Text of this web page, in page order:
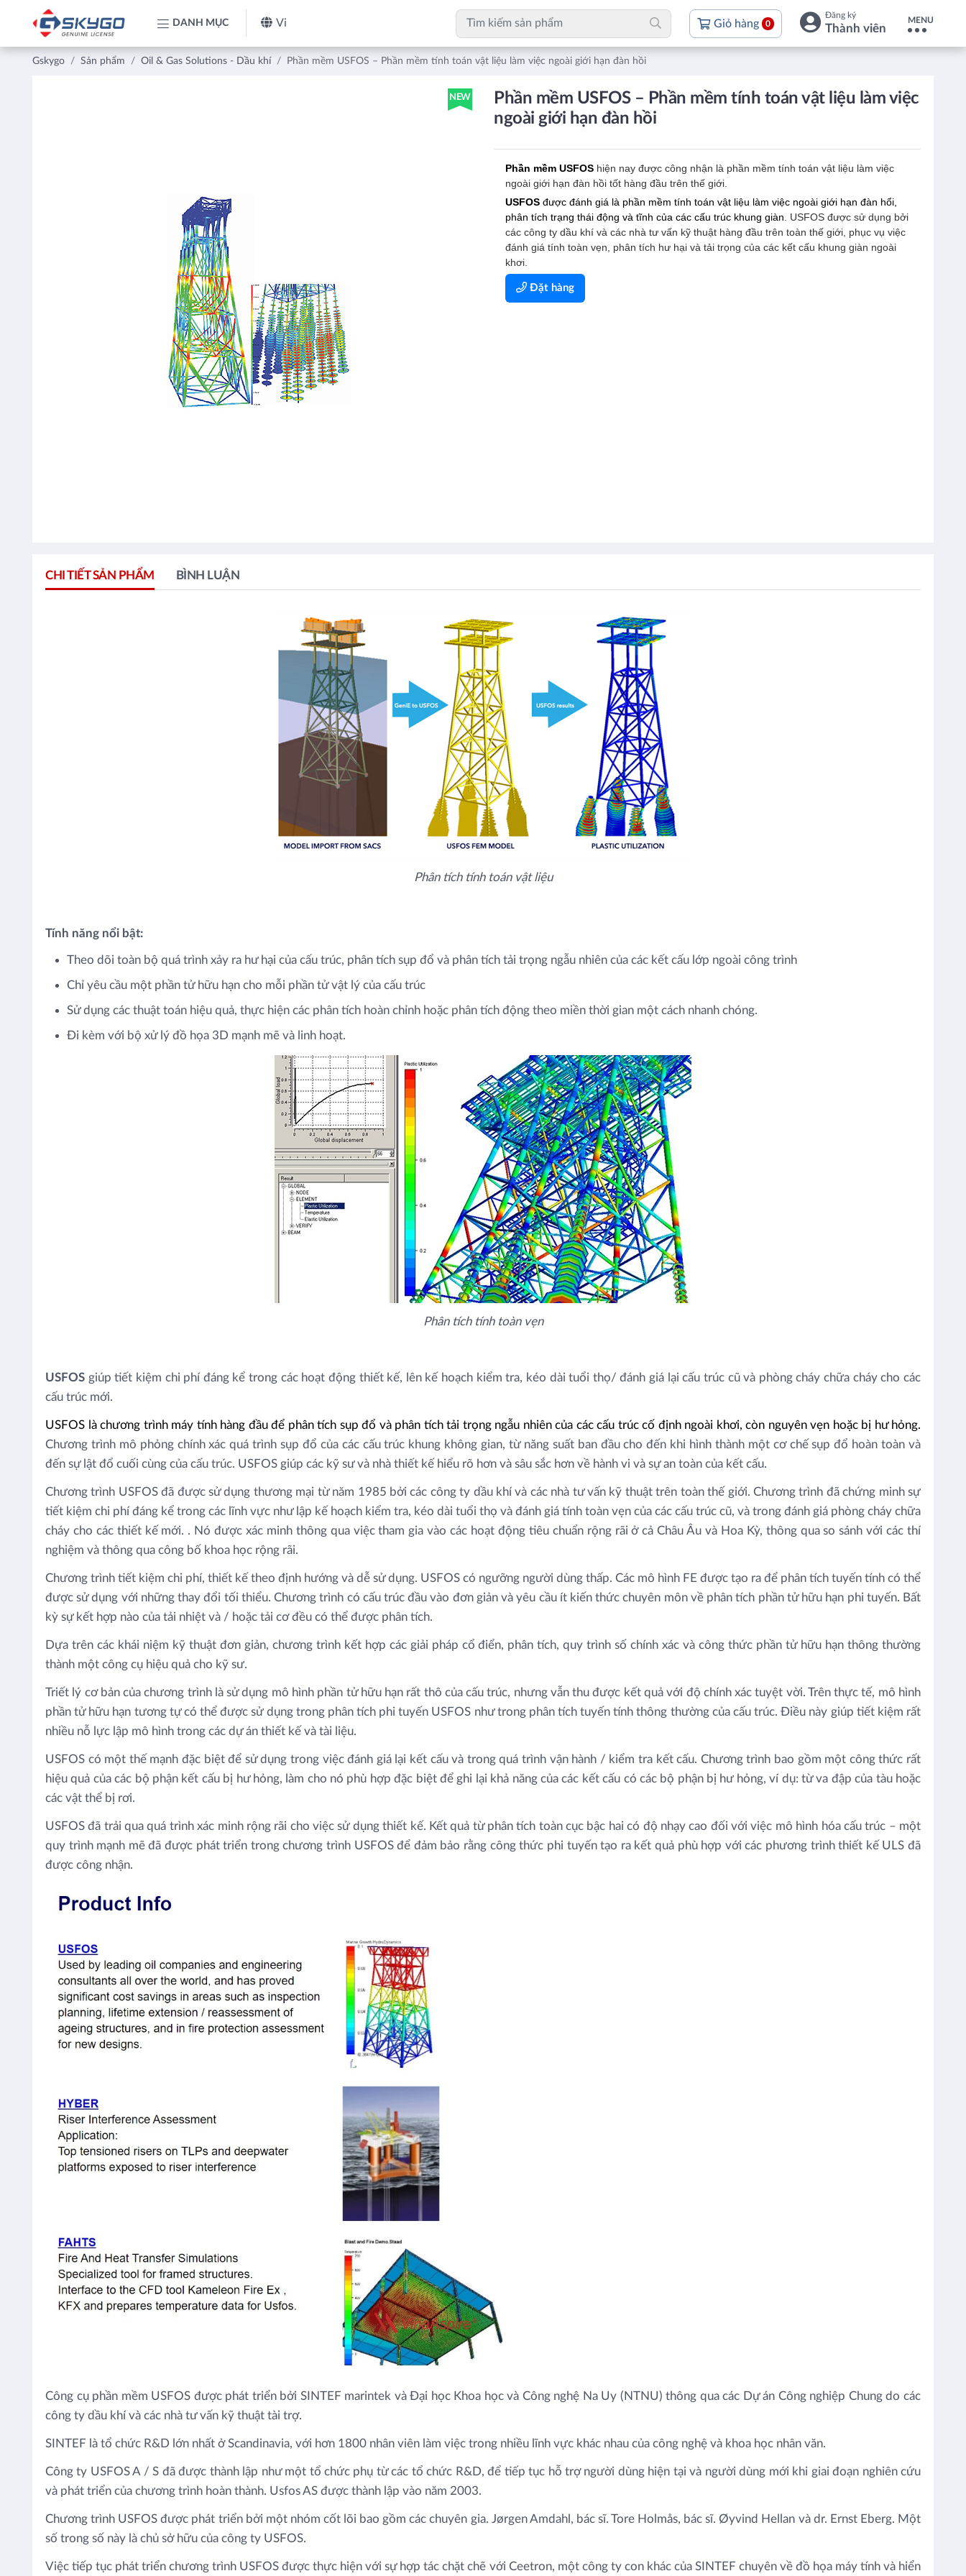
DANH MỤC Vi Giỏ hàng 0
Đăng ký
Thành viên
MENU
Gskygo Sản phẩm Oil & Gas Solutions - Dầu khí Phần mềm USFOS – Phần mềm tính toán vật liệu làm việc ngoài giới hạn đàn hồi
NEW
Phần mềm USFOS – Phần mềm tính toán vật liệu làm việc
ngoài giới hạn đàn hồi
Phần mềm USFOS hiện nay được công nhận là phần mềm tính toán vật liệu làm việc
ngoài giới hạn đàn hồi tốt hàng đầu trên thế giới.
USFOS được đánh giá là phần mềm tính toán vật liệu làm việc ngoài giới hạn đàn hổi,
phân tích trạng thái động và tĩnh của các cấu trúc khung giàn . USFOS được sử dụng bởi
các công ty dầu khí và các nhà tư vấn kỹ thuật hàng đầu trên toàn thế giới, phục vụ việc
đánh giá tính toàn vẹn, phân tích hư hại và tải trọng của các kết cấu khung giàn ngoài
khơi.
Đặt hàng
CHI TIẾT SẢN PHẨM BÌNH LUẬN
Phân tích tính toán vật liệu
Tính năng nổi bật:
Theo dõi toàn bộ quá trình xảy ra hư hại của cấu trúc, phân tích sụp đổ và phân tích tải trọng ngẫu nhiên của các kết cấu lớp ngoài công trình
Chỉ yêu cầu một phần tử hữu hạn cho mỗi phần tử vật lý của cấu trúc
Sử dụng các thuật toán hiệu quả, thực hiện các phân tích hoàn chỉnh hoặc phân tích động theo miền thời gian một cách nhanh chóng.
Đi kèm với bộ xử lý đồ họa 3D mạnh mẽ và linh hoạt.
Phân tích tính toàn vẹn
USFOS giúp tiết kiệm chi phí đáng kể trong các hoạt động thiết kế, lên kế hoạch kiểm tra, kéo dài tuổi thọ/ đánh giá lại cấu trúc cũ và phòng cháy chữa cháy cho các
cấu trúc mới.
USFOS là chương trình máy tính hàng đầu để phân tích sụp đổ và phân tích tải trọng ngẫu nhiên của các cấu trúc cố định ngoài khơi, còn nguyên vẹn hoặc bị hư hỏng.
Chương trình mô phỏng chính xác quá trình sụp đổ của các cấu trúc khung không gian, từ năng suất ban đầu cho đến khi hình thành một cơ chế sụp đổ hoàn toàn và
đến sự lật đổ cuối cùng của cấu trúc. USFOS giúp các kỹ sư và nhà thiết kế hiểu rõ hơn và sâu sắc hơn về hành vi và sự an toàn của kết cấu.
Chương trình USFOS đã được sử dụng thương mại từ năm 1985 bởi các công ty dầu khí và các nhà tư vấn kỹ thuật trên toàn thế giới. Chương trình đã chứng minh sự
tiết kiệm chi phí đáng kể trong các lĩnh vực như lập kế hoạch kiểm tra, kéo dài tuổi thọ và đánh giá tính toàn vẹn của các cấu trúc cũ, và trong đánh giá phòng cháy chữa
cháy cho các thiết kế mới. . Nó được xác minh thông qua việc tham gia vào các hoạt động tiêu chuẩn rộng rãi ở cả Châu Âu và Hoa Kỳ, thông qua so sánh với các thí
nghiệm và thông qua công bố khoa học rộng rãi.
Chương trình tiết kiệm chi phí, thiết kế theo định hướng và dễ sử dụng. USFOS có ngưỡng người dùng thấp. Các mô hình FE được tạo ra để phân tích tuyến tính có thể
được sử dụng với những thay đổi tối thiểu. Chương trình có cấu trúc đầu vào đơn giản và yêu cầu ít kiến ​​thức chuyên môn về phân tích phần tử hữu hạn phi tuyến. Bất
kỳ sự kết hợp nào của tải nhiệt và / hoặc tải cơ đều có thể được phân tích.
Dựa trên các khái niệm kỹ thuật đơn giản, chương trình kết hợp các giải pháp cổ điển, phân tích, quy trình số chính xác và công thức phần tử hữu hạn thông thường
thành một công cụ hiệu quả cho kỹ sư.
Triết lý cơ bản của chương trình là sử dụng mô hình phần tử hữu hạn rất thô của cấu trúc, nhưng vẫn thu được kết quả với độ chính xác tuyệt vời. Trên thực tế, mô hình
phần tử hữu hạn tương tự có thể được sử dụng trong phân tích phi tuyến USFOS như trong phân tích tuyến tính thông thường của cấu trúc. Điều này giúp tiết kiệm rất
nhiều nỗ lực lập mô hình trong các dự án thiết kế và tài liệu.
USFOS có một thế mạnh đặc biệt để sử dụng trong việc đánh giá lại kết cấu và trong quá trình vận hành / kiểm tra kết cấu. Chương trình bao gồm một công thức rất
hiệu quả của các bộ phận kết cấu bị hư hỏng, làm cho nó phù hợp đặc biệt để ghi lại khả năng của các kết cấu có các bộ phận bị hư hỏng, ví dụ: từ va đập của tàu hoặc
các vật thể bị rơi.
USFOS đã trải qua quá trình xác minh rộng rãi cho việc sử dụng thiết kế. Kết quả từ phân tích toàn cục bậc hai có độ nhạy cao đối với việc mô hình hóa cấu trúc – một
quy trình mạnh mẽ đã được phát triển trong chương trình USFOS để đảm bảo rằng công thức phi tuyến tạo ra kết quả phù hợp với các phương trình thiết kế ULS đã
được công nhận.
Công cụ phần mềm USFOS được phát triển bởi SINTEF marintek và Đại học Khoa học và Công nghệ Na Uy (NTNU) thông qua các Dự án Công nghiệp Chung do các
công ty dầu khí và các nhà tư vấn kỹ thuật tài trợ.
SINTEF là tổ chức R&D lớn nhất ở Scandinavia, với hơn 1800 nhân viên làm việc trong nhiều lĩnh vực khác nhau của công nghệ và khoa học nhân văn.
Công ty USFOS A / S đã được thành lập như một tổ chức phụ từ các tổ chức R&D, để tiếp tục hỗ trợ người dùng hiện tại và người dùng mới khi giai đoạn nghiên cứu
và phát triển của chương trình hoàn thành. Usfos AS được thành lập vào năm 2003.
Chương trình USFOS được phát triển bởi một nhóm cốt lõi bao gồm các chuyên gia. Jørgen Amdahl, bác sĩ. Tore Holmås, bác sĩ. Øyvind Hellan và dr. Ernst Eberg. Một
số trong số này là chủ sở hữu của công ty USFOS.
Việc tiếp tục phát triển chương trình USFOS được thực hiện với sự hợp tác chặt chẽ với Ceetron, một công ty con khác của SINTEF chuyên về đồ họa máy tính và hiển